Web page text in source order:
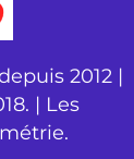
2012 |
| Les